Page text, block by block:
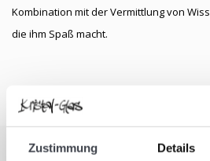
Zustimmung Details
Kombination mit der Vermittlung von
die ihm Spaß macht.